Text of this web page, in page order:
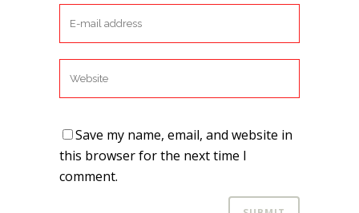
Save my name, email, and website in
this browser for the next time I
comment.